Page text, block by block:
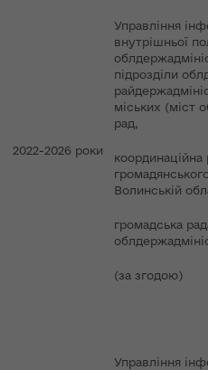
2022-2026 роки
Управління
внутрішньої
підрозділи
міських (міст
рад,
координаційна
Волинській
громадська
(за згодою)
Управління